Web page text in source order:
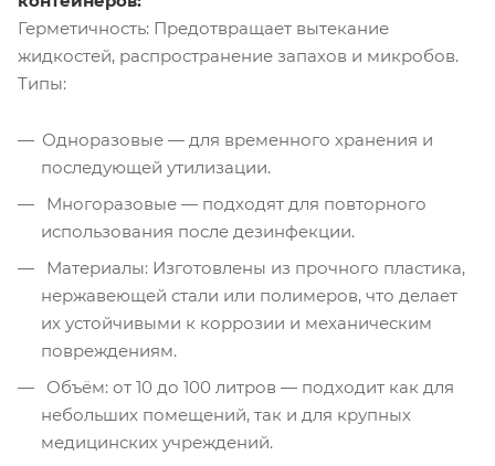
Герметичность: Предотвращает вытекание
жидкостей, распространение запахов и микробов.
Типы:
Одноразовые — для временного хранения и
последующей утилизации.
Многоразовые — подходят для повторного
использования после дезинфекции.
Материалы: Изготовлены из прочного пластика,
нержавеющей стали или полимеров, что делает
их устойчивыми к коррозии и механическим
повреждениям.
Объём: от 10 до 100 литров — подходит как для
небольших помещений, так и для крупных
медицинских учреждений.